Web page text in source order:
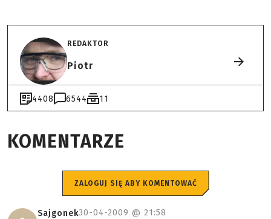
REDAKTOR
Piotr
4408 6544 11
KOMENTARZE
ZALOGUJ SIĘ ABY KOMENTOWAĆ
Sajgonek30-04-2009 @ 21:58